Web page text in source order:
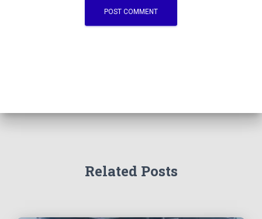
Related Posts